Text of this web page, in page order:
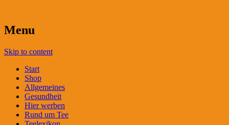
Menu
Skip to content
Start
Shop
Allgemeines
Gesundheit
Hier werben
Rund um Tee